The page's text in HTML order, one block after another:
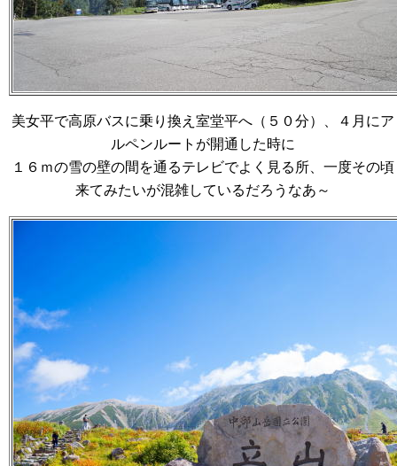
美女平で高原バスに乗り換え室堂平へ（５０分）、４月にア
ルペンルートが開通した時に
１６ｍの雪の壁の間を通るテレビでよく見る所、一度その頃
来てみたいが混雑しているだろうなあ～